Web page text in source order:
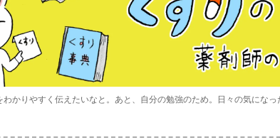
かりやすく伝えたいなと。あと、自分の勉強のため。日々の気になっ